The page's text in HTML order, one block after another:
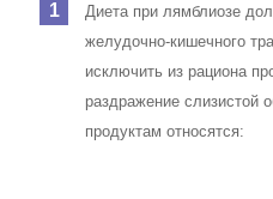
Диета при лямблиозе
желудочно-кишечного
исключить из рациона
раздражение слизистой
продуктам относятся: